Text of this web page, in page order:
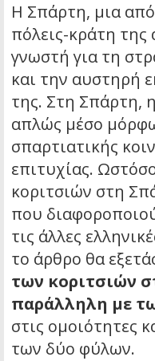
Η Σπάρτη, μια από
πόλεις-κράτη της
γνωστή για τη
και την αυστηρή
της. Στη Σπάρτη,
απλώς μέσο
σπαρτιατικής
επιτυχίας.
κοριτσιών στη
που
τις άλλες
το άρθρο θα
των κοριτσιών
παράλληλη με
στις ομοιότητες
των δύο φύλων.